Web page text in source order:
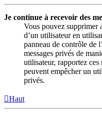
Je continue à recevoir des
Vous pouvez supprimer
d’un utilisateur en
panneau de contrôle de
messages privés de
utilisateur, rapportez ces
peuvent empêcher un
privés.
Haut